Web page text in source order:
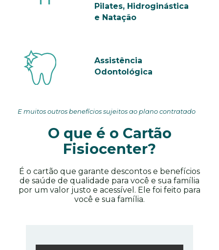
Pilates, Hidroginástica
e Natação
Assistência
Odontológica
E muitos outros benefícios sujeitos ao plano contratado
O que é o Cartão
Fisiocenter?
É o cartão que garante descontos e benefícios
de saúde de qualidade para você e sua família
por um valor justo e acessível . Ele foi feito para
você e sua família.